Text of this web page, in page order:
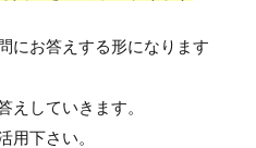
にお答えする形になります
えしていきます。
用下さい。